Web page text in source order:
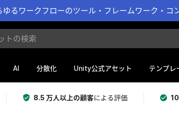
ゆるワークフローのツール・フレームワーク・コ
索
AI 分散化 Unity公式アセット テンプレ
8.5 万人以上の顧客による評価